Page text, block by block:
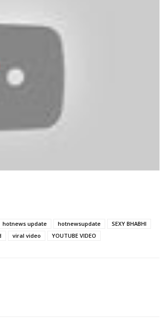
hotnews update hotnewsupdate
SEXY BHABHI
viral video YOUTUBE VIDEO